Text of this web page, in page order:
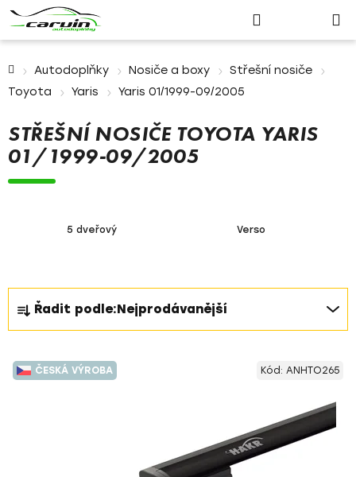
Přihlášení
košík
Autodoplňky Nosiče a boxy
Střešní nosiče
Toyota
Yaris Yaris 01/1999-09/2005
STŘEŠNÍ NOSIČE TOYOTA YARIS
01/1999-09/2005
5 dveřový Verso
Ř
a
z
e
n
Řadit podle:Nejprodávanější
V
ý
ČESKÁ VÝROBA Kód: ANHTO265